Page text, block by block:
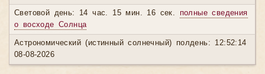
Световой день: 14 час. 15 мин. 16 сек. полные сведения
о восходе Солнца
Астрономический (истинный солнечный) полдень: 12:52:14
08-08-2026